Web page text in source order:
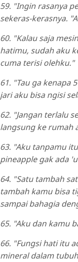
59. "Ingin rasanya
sekeras-kerasnya.
60. "Kalau saja
hatimu, sudah aku
cuma terisi olehku."
61. "Tau ga kenapa
jari aku bisa ngisi
62. "Jangan terlalu
langsung ke rumah
63. "Aku tanpamu
pineapple gak ada
64. "Satu tambah
tambah kamu bisa
sampai bahagia
65. "Aku dan kamu
66. "Fungsi hati itu
mineral dalam